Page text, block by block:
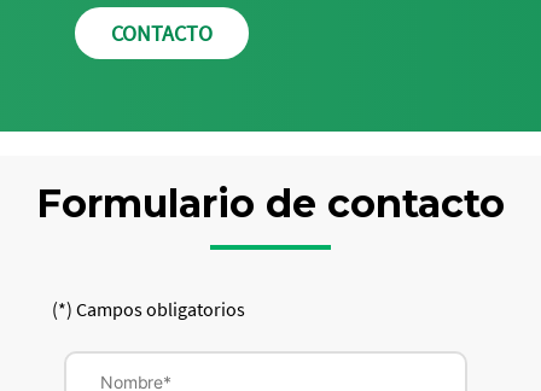
CONTACTO
Formulario de contacto
(*) Campos obligatorios